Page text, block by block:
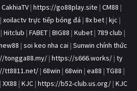
CakhiaTV | https://go88play.site | CM88 |
| xoilactv trực tiếp bóng đá | 8x bet | kjc |
| Hitclub | FABET | BIG88 | Kubet | 789 club |
| soi keo nha cai | Sunwin chính thức
tongga88.my/ | https://s666.works/ | ty
tt8811.net/ | 68win | 68win | ea88 | TG88 |
| XX88 | KJC | https://b52-club.us.org/ | KJC